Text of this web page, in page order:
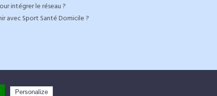
intégrer le réseau ?
avec Sport Santé Domicile ?
Personalize